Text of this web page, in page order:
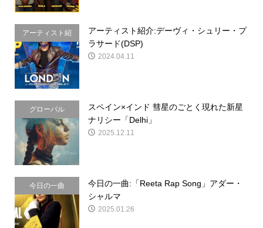
アーティスト紹
介
アーティスト紹介:デーヴィ・シュリー・プ
ラサード(DSP)
2024.04.11
グローバル
スペイン×インド 彗星のごとく現れた新星
ナリシー「Delhi」
2025.12.11
今日の一曲
今日の一曲:「Reeta Rap Song」アダー・
シャルマ
2025.01.26